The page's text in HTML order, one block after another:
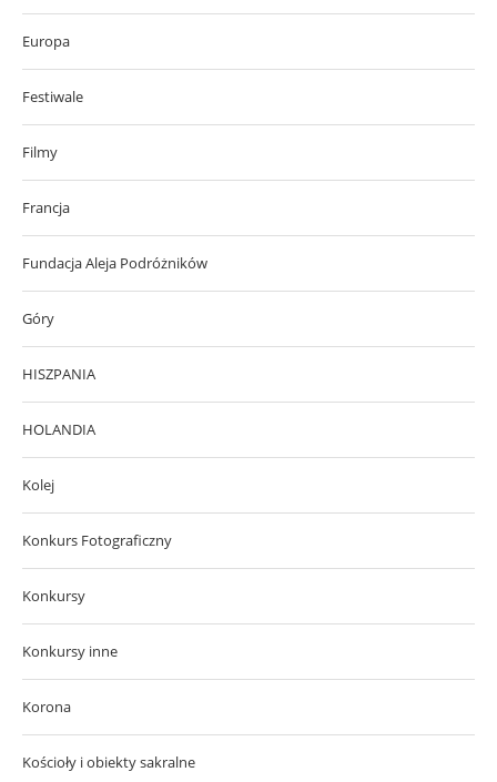
Europa
Festiwale
Filmy
Francja
Fundacja Aleja Podróżników
Góry
HISZPANIA
HOLANDIA
Kolej
Konkurs Fotograficzny
Konkursy
Konkursy inne
Korona
Kościoły i obiekty sakralne